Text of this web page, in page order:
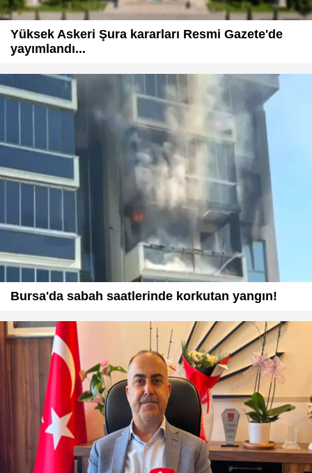
Yüksek Askeri Şura kararları Resmi Gazete'de
yayımlandı...
Bursa'da sabah saatlerinde korkutan yangın!